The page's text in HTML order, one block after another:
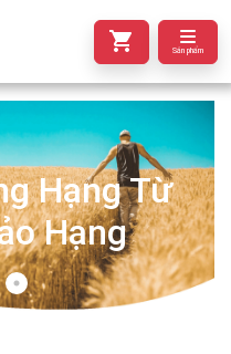
Sản phẩm
Hạng Từ
Hạng